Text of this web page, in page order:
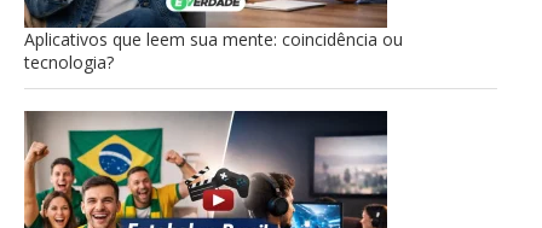
Aplicativos que leem sua mente: coincidência ou
tecnologia?